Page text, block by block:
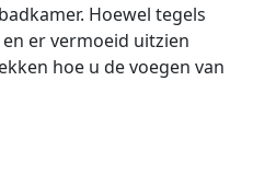
Hoewel tegels
er vermoeid uitzien
hoe u de voegen van